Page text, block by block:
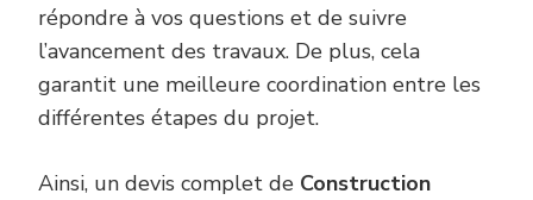
répondre à vos questions et de suivre
l’avancement des travaux. De plus, cela
garantit une meilleure coordination entre les
différentes étapes du projet.
Ainsi, un devis complet de Construction